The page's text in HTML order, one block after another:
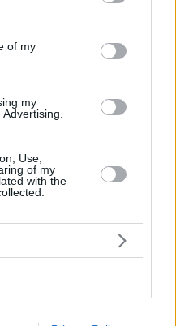
and its third-party tags to
purposes in below Google
of my
my
Use,
of my
with the
δύο κρέμες
της φύση
ότι χώρισε με τον
γάμου
9 μποφόρ τη Δευτέρα:
κινητοποίησης